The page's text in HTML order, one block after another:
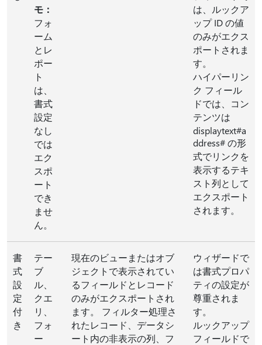
モ：
フォ
ーム
とレ
ポー
ト
は、
書式
設定
なし
では
エク
スポ
ート
でき
ませ
ん。
は、ルックア
ップ ID の値
のみがエクス
ポートされま
す。
ハイパーリン
ク フィール
ドでは、コン
テンツは
displaytext#a
ddress# の形
式でリンクを
表示するテキ
スト列として
エクスポート
されます。
書
式
設
定
付
き
テー
ブ
ル、
クエ
リ、
フォ
ー
現在のビューまたはオブ
ジェクトで表示されてい
るフィールドとレコード
のみがエクスポートされ
ます。 フィルター処理さ
れたレコード、データシ
ート内の非表示の列、フ
ウィザードで
は書式プロパ
ティの設定が
尊重されま
す。
ルックアップ
フィールドで